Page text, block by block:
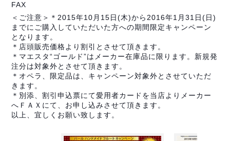
FAX
＜ご注意＞＊2015年10月15日(木)から2016年1月31日(日)
までにご購入していただいた方への期間限定キャンペーン
となります。
＊店頭販売価格より割引とさせて頂きます。
＊マエスタ“ゴールド”はメーカー在庫品に限ります。新規発
注分は対象外とさせて頂きます。
＊オペラ、限定品は、キャンペーン対象外とさせていただ
きます。
＊別添、割引申込票にて愛用者カードを当店よりメーカー
へＦＡＸにて、お申し込みさせて頂きます。
以上、宜しくお願い致します。